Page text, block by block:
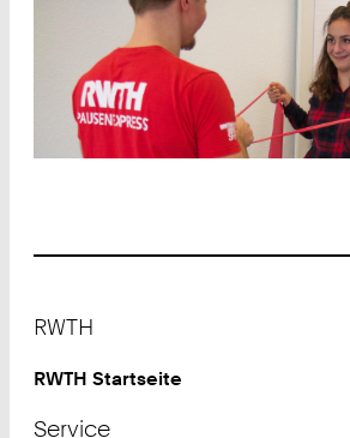
RWTH
RWTH Startseite
Service